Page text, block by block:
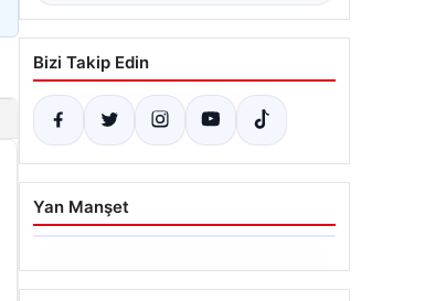
Bizi Takip Edin
Yan Manşet
06.08.2026
İstanbul Boğazı’ndan Dev